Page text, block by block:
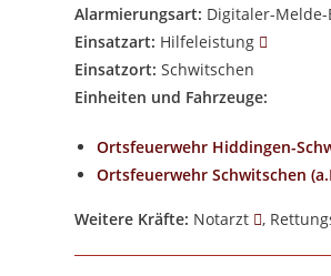
Alarmierungsart: Digitaler-
Einsatzart: Hilfeleistung
Einsatzort: Schwitschen
Einheiten und Fahrzeuge:
Ortsfeuerwehr Hiddingen-
Ortsfeuerwehr Schwitschen
Weitere Kräfte: Notarzt ,